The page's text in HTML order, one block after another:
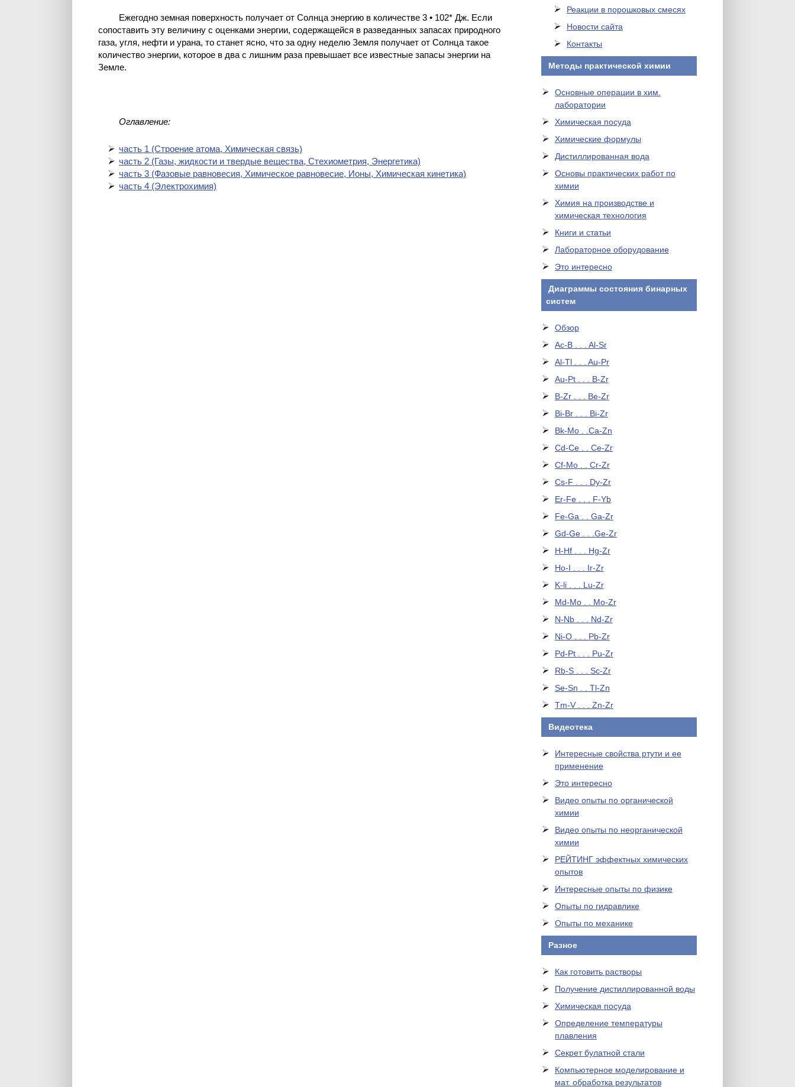
Ежегодно земная поверхность получает от Солнца энергию в количестве 3 • 102* Дж. Если
сопоставить эту величину с оценками энергии, содержащейся в разведанных запасах природного
газа, угля, нефти и урана, то станет ясно, что за одну неделю Земля получает от Солнца такое
количество энергии, которое в два с лишним раза превышает все известные запасы энергии на
Земле.
Оглавление:
часть 1 (Cтроение атома, Химическая связь)
часть 2 (Газы, жидкости и твердые вещества, Стехиометрия, Энергетика)
часть 3 (Фазовые равновесия, Химическое равновесие, Ионы, Химическая кинетика)
часть 4 (Электрохимия)
Реакции в порошковых смесях
Новости сайта
Контакты
Методы практической химии
Основные операции в хим.
лаборатории
Химическая посуда
Химические формулы
Дистиллированная вода
Основы практических работ по
химии
Химия на производстве и
химическая технология
Книги и статьи
Лабораторное оборудование
Это интересно
Диаграммы состояния бинарных
систем
Обзор
Ac-B . . . Al-Sr
Al-Tl . . . Au-Pr
Au-Pt . . . B-Zr
B-Zr . . . Be-Zr
Bi-Br . . . Bi-Zr
Bk-Mo . .Ca-Zn
Cd-Ce . . Ce-Zr
Cf-Mo . . Cr-Zr
Cs-F . . . Dy-Zr
Er-Fe . . . F-Yb
Fe-Ga . . Ga-Zr
Gd-Ge . . .Ge-Zr
H-Hf . . . Hg-Zr
Ho-I . . . Ir-Zr
K-li . . . Lu-Zr
Md-Mo . . Mo-Zr
N-Nb . . . Nd-Zr
Ni-O . . . Pb-Zr
Pd-Pt . . . Pu-Zr
Rb-S . . . Sc-Zr
Se-Sn . . Tl-Zn
Tm-V . . . Zn-Zr
Видеотека
Интересные свойства ртути и ее
применение
Это интересно
Видео опыты по органической
химии
Видео опыты по неорганической
химии
РЕЙТИНГ эффектных химических
опытов
Интересные опыты по физике
Опыты по гидравлике
Опыты по механике
Разное
Как готовить растворы
Получение дистиллированной воды
Химическая посуда
Определение температуры
плавления
Секрет булатной стали
Компьютерное моделирование и
мат. обработка результатов